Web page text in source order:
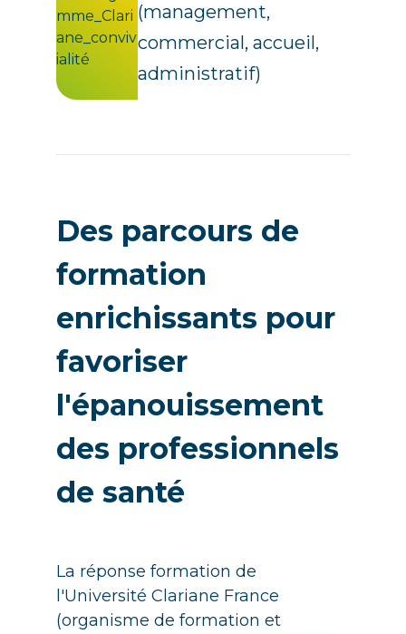
(management,
commercial, accueil,
administratif)
Des parcours de
formation
enrichissants pour
favoriser
l'épanouissement
des professionnels
de santé
La réponse formation de
l'Université Clariane France
(organisme de formation et